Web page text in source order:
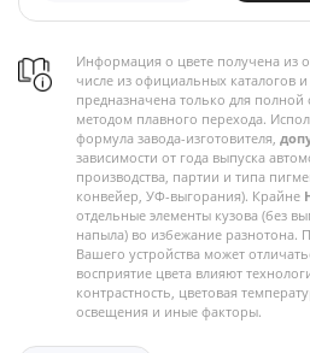
Информация о цвете получена из
числе из официальных каталогов
предназначена только для
методом плавного перехода.
формула завода-изготовителя,
зависимости от года выпуска
производства, партии и типа
конвейер, УФ-выгорания). Крайне
отдельные элементы кузова (без
напыла) во избежание разнотона.
Вашего устройства может
восприятие цвета влияют
контрастность, цветовая
освещения и иные факторы.